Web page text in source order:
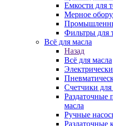
Емкости для
Мерное
Фильтры для
Всё для масла
Назад
Всё для масла
Счетчики для
Раздаточные
масла
Ручные
Раздаточные